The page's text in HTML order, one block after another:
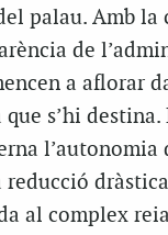
palau. Amb la
de
a aflorar
s’hi destina.
l’autonomia
al complex